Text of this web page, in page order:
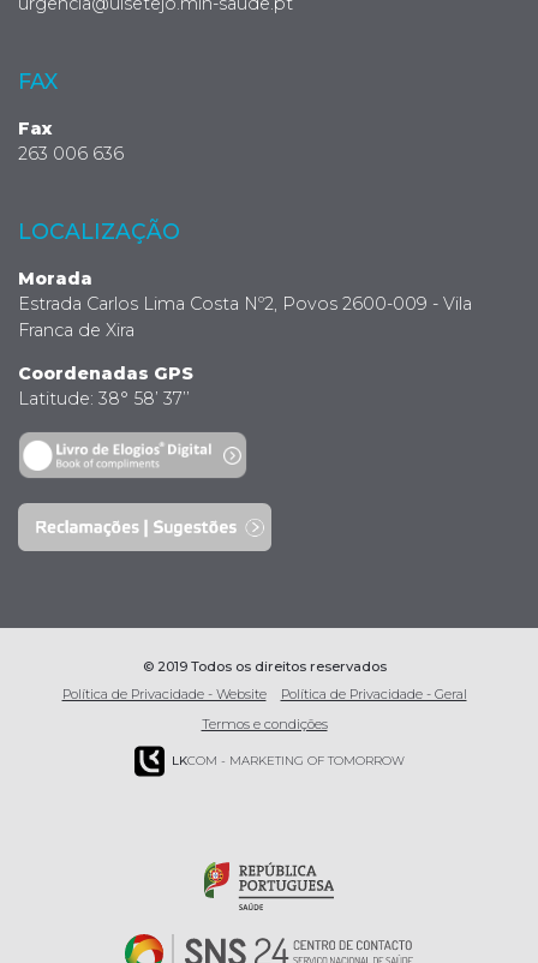
FAX
Fax
263 006 636
LOCALIZAÇÃO
Morada
Estrada Carlos Lima Costa Nº2, Povos 2600-009 - Vila
Franca de Xira
Coordenadas GPS
Latitude: 38° 58’ 37’’
© 2019 Todos os direitos reservados
Política de Privacidade - Website
Política de Privacidade - Geral
Termos e condições
LKCOM - MARKETING OF TOMORROW